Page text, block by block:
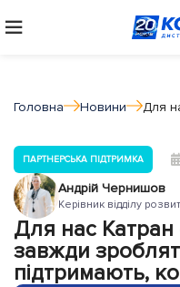
Головна Новини Для
ПАРТНЕРСЬКА ПІДТРИМКА
Андрій Чернишов
Керівник відділу
Для нас
завжди
підтримають,